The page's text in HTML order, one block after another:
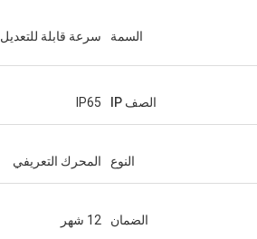
السمة سرعة قابلة للتعديل
الصف IP IP65
النوع المحرك التعريفي
الضمان 12 شهر